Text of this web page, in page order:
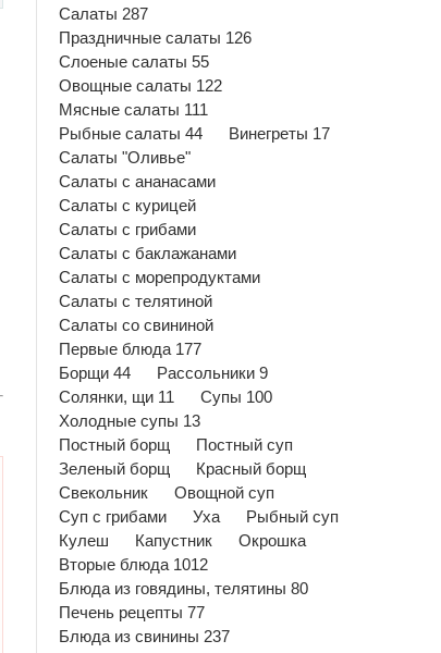
Салаты 287
Праздничные салаты 126
Слоеные салаты 55
Овощные салаты 122
Мясные салаты 111
Рыбные салаты 44
Винегреты 17
Салаты "Оливье"
Салаты с ананасами
Салаты с курицей
Салаты с грибами
Салаты с баклажанами
Салаты с морепродуктами
Салаты с телятиной
Салаты со свининой
Первые блюда 177
Борщи 44
Рассольники 9
Солянки, щи 11
Супы 100
Холодные супы 13
Постный борщ
Постный суп
Зеленый борщ
Красный борщ
Свекольник
Овощной суп
Суп с грибами
Уха
Рыбный суп
Кулеш
Капустник
Окрошка
Вторые блюда 1012
Блюда из говядины, телятины 80
Печень рецепты 77
Блюда из свинины 237